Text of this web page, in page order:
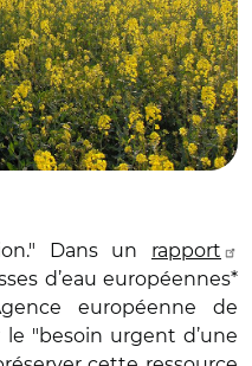
Dans un rapport
d’eau européennes*
européenne de
le "besoin urgent d’une